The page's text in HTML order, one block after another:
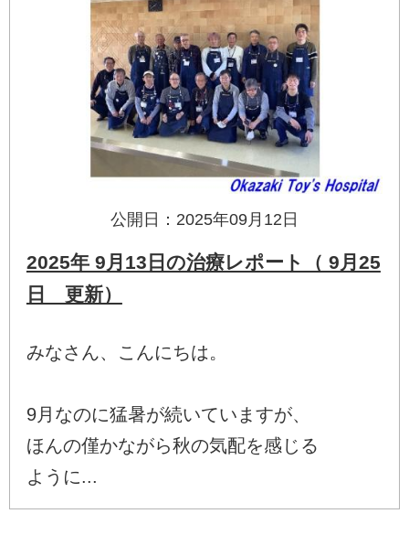
公開日：2025年09月12日
2025年 9月13日の治療レポート（ 9月25
日 更新）
みなさん、こんにちは。
9月なのに猛暑が続いていますが、
ほんの僅かながら秋の気配を感じる
ように...